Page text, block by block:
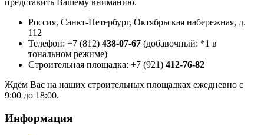
представить Вашему вниманию.
Россия, Санкт-Петербург, Октябрьская набережная, д.
112
Телефон: +7 (812) 438-07-67 (добавочный: *1 в
тональном режиме)
Строительная площадка: +7 (921) 412-76-82
Ждём Вас на наших строительных площадках ежедневно с
9:00 до 18:00.
Информация